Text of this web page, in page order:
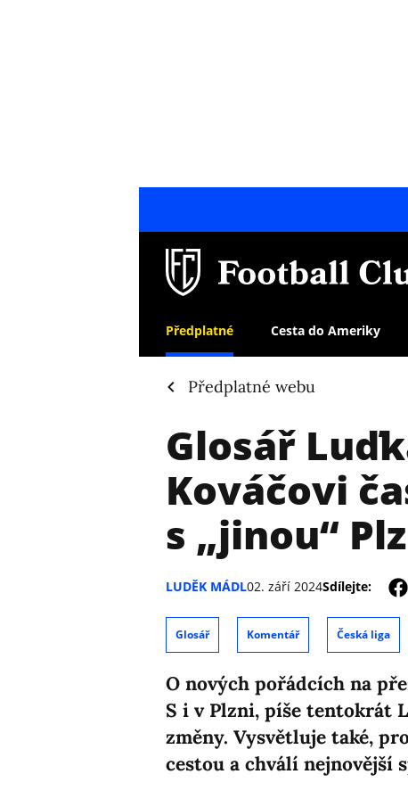
Předplatné Cesta do Ameriky
Předplatné webu
Glosář
Kováčovi
s „jinou“
LUDĚK MÁDL02. září 2024Sdílejte:
Glosář Komentář Česká liga
O nových pořádcích na
S i v Plzni, píše tentokrát
změny. Vysvětluje také,
cestou a chválí nejnovější